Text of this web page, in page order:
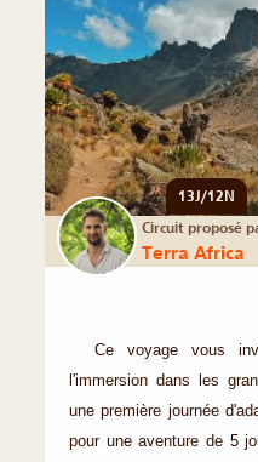
13J/12N
Circuit proposé
Terra Africa
Ce voyage vous
l'immersion dans les
une première journée
pour une aventure de 5